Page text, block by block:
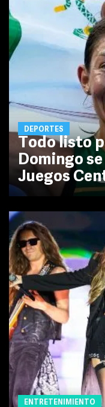
DEPORTES
Todo listo
Domingo
Juegos
ENTRETENIMIENTO